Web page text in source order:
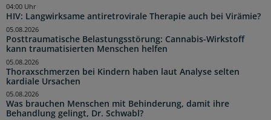
HIV: Langwirksame antiretrovirale Therapie auch bei Virämie?
04:00 Uhr
Posttraumatische Belastungsstörung: Cannabis-Wirkstoff
kann traumatisierten Menschen helfen
05.08.2026
Thoraxschmerzen bei Kindern haben laut Analyse selten
kardiale Ursachen
05.08.2026
Was brauchen Menschen mit Behinderung, damit ihre
Behandlung gelingt, Dr. Schwabl?
05.08.2026